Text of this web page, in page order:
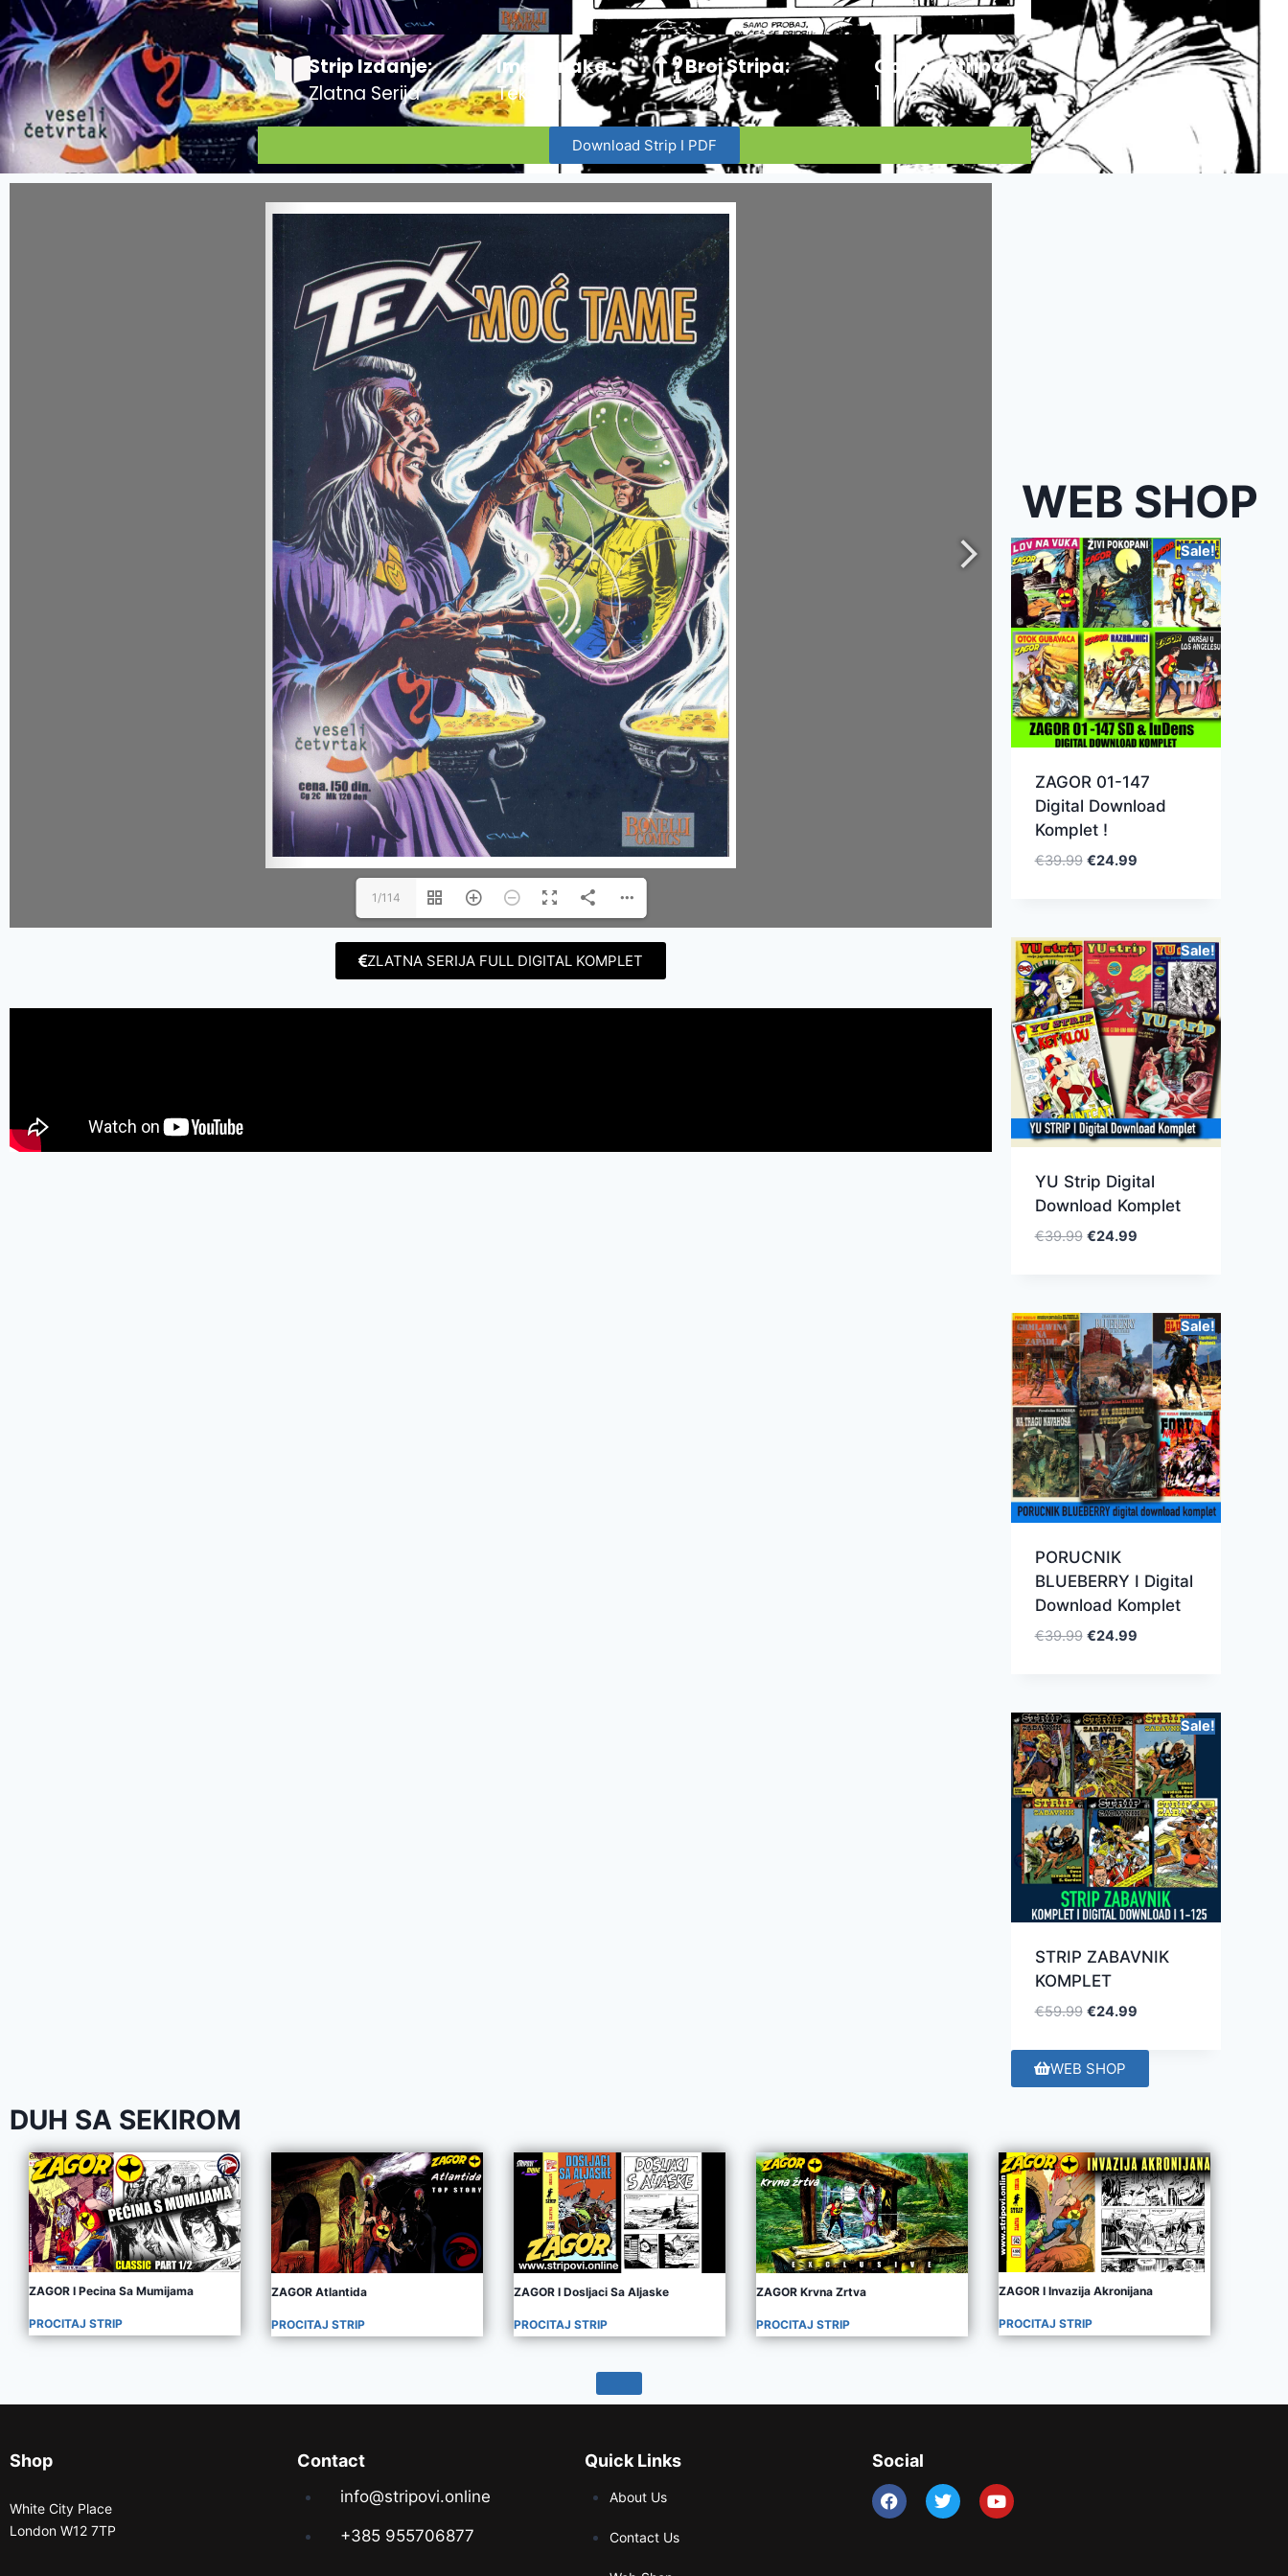
Strip Izdanje:
Zlatna Serija
Ime Junaka :
Teks Viler
Broj Stripa:
100
Ocjena Stripa:
10/10
Download Strip I PDF
1/114
ZLATNA SERIJA FULL DIGITAL KOMPLET
WEB SHOP
Sale!
ZAGOR 01-147
Digital Download
Komplet !
€39.99 €24.99
Sale!
YU Strip Digital
Download Komplet
€39.99 €24.99
Sale!
PORUCNIK
BLUEBERRY I Digital
Download Komplet
€39.99 €24.99
Sale!
STRIP ZABAVNIK
KOMPLET
€59.99 €24.99
WEB SHOP
DUH SA SEKIROM
ZAGOR I Pecina Sa Mumijama
PROCITAJ STRIP
ZAGOR Atlantida
PROCITAJ STRIP
ZAGOR I Dosljaci Sa Aljaske
PROCITAJ STRIP
ZAGOR Krvna Zrtva
PROCITAJ STRIP
ZAGOR I Invazija Akronijana
PROCITAJ STRIP
Shop
White City Place
London W12 7TP
Contact
info@stripovi.online
+385 955706877
Quick Links
About Us
Contact Us
Social